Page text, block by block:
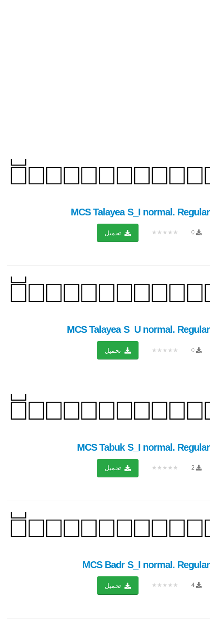
MCS Talayea S_I normal. Regular
0
★★★★★ تحميل
MCS Talayea S_U normal. Regular
0
★★★★★ تحميل
MCS Tabuk S_I normal. Regular
2
★★★★★ تحميل
MCS Badr S_I normal. Regular
4
★★★★★ تحميل